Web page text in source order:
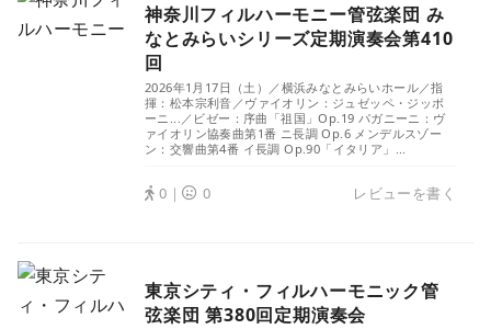
神奈川フィルハーモニー管弦楽団 み
なとみらいシリーズ定期演奏会第410
回
2026年1月17日（土）／横浜みなとみらいホール／指
揮：松本宗利音／ヴァイオリン：ジュゼッペ・ジッボ
ーニ...／ビゼー：序曲「祖国」Op.19 パガニーニ：ヴ
ァイオリン協奏曲第1番 ニ長調 Op.6 メンデルスゾー
ン：交響曲第4番 イ長調 Op.90「イタリア」...
0｜ 0 レビューを書く
東京シティ・フィルハーモニック管
弦楽団 第380回定期演奏会